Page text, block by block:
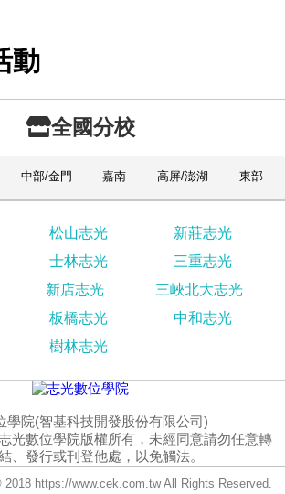
動
全國分校
中部/金門 嘉南 高屏/澎湖 東部
松山志光
新莊志光
士林志光
三重志光
新店志光
三峽北大志光
板橋志光
中和志光
樹林志光
學院(智基科技開發股份有限公司)
光數位學院版權所有，未經同意請勿任意轉
、發行或刊登他處，以免觸法。
https://www.cek.com.tw All Rights Reserved.